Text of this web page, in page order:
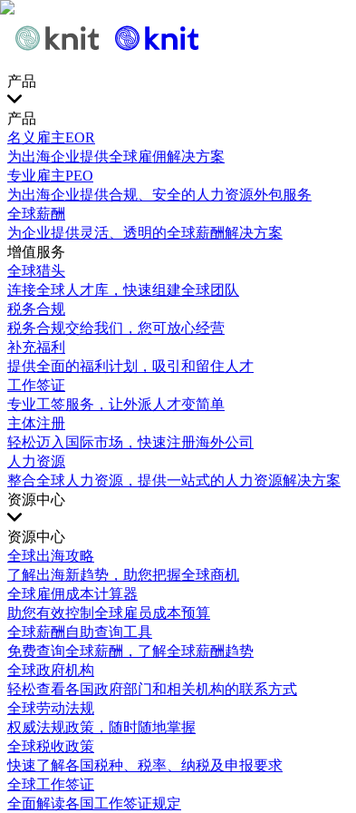
产品
产品
名义雇主EOR
为出海企业提供全球雇佣解决方案
专业雇主PEO
为出海企业提供合规、安全的人力资源外包服务
全球薪酬
为企业提供灵活、透明的全球薪酬解决方案
增值服务
全球猎头
连接全球人才库，快速组建全球团队
税务合规
税务合规交给我们，您可放心经营
补充福利
提供全面的福利计划，吸引和留住人才
工作签证
专业工签服务，让外派人才变简单
主体注册
轻松迈入国际市场，快速注册海外公司
人力资源
整合全球人力资源，提供一站式的人力资源解决方案
资源中心
资源中心
全球出海攻略
了解出海新趋势，助您把握全球商机
全球雇佣成本计算器
助您有效控制全球雇员成本预算
全球薪酬自助查询工具
免费查询全球薪酬，了解全球薪酬趋势
全球政府机构
轻松查看各国政府部门和相关机构的联系方式
全球劳动法规
权威法规政策，随时随地掌握
全球税收政策
快速了解各国税种、税率、纳税及申报要求
全球工作签证
全面解读各国工作签证规定